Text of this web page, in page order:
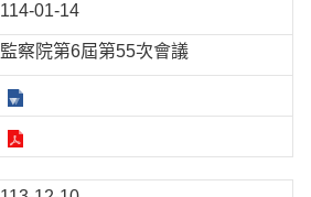
114-01-14
監察院第6屆第55次會議